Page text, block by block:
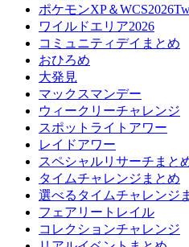
ポケモンXP＆
ワイルドエリア2026
コミュニティデイまとめ
おひろめ
大発見
マックスマンデー
ウィークリーチャレンジ
スポットライトアワー
レイドアワー
スペシャルリサーチまと
タイムチャレンジまとめ
選べるタイムチャレンジ
フェアリートレイル
コレクションチャレンジ